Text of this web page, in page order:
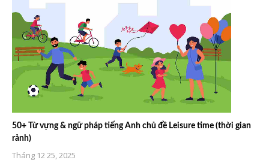
50+ Từ vựng & ngữ pháp tiếng Anh chủ đề Leisure time (thời gian
rảnh)
Tháng 12 25, 2025